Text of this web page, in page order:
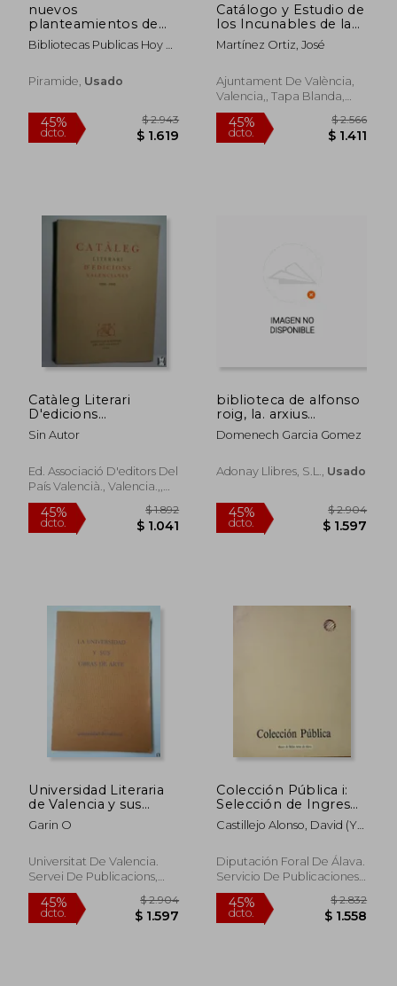
45%
nuevos
planteamientos de
objetivos y gestión (r)
(1988)
Bibliotecas Publicas Hoy Y
Piramide, Usado
Catálogo y Estudio de
los Incunables de la
Biblioteca Municipal
de Valencia
Martínez Ortiz, José
Ajuntament De València,
Valencia,, Tapa Blanda,
Usado
Catàleg Literari
D'edicions
Valencianes. 1985 -
1992
Sin Autor
Ed. Associació D'editors Del
País Valencià., Valencia.,,
Tapa Blanda,
biblioteca de alfonso
roig, la. arxius
documents 27
Domenech Garcia Gomez
Adonay Llibres, S.l., Usado
Universidad Literaria
de Valencia y sus
Obras de Arte la
Garin O
Universitat De Valencia.
Servei De Publicacions,
Tapa Blanda,
Colección Pública i:
Selección de Ingresos
de Arte
Contemporáneo,
Castillejo Alonso, David (Y
Artes De Álava
Diputación Foral De Álava.
Servicio De Publicaciones,
Vitoria-Gasteiz, Álava.,,
Tapa Blanda,
Usado